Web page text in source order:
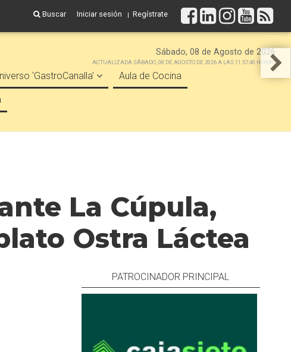
Buscar Iniciar sesión Regístrate
Sábado, 08 de Agosto de 2026
ACTUALIZADA SÁBADO, 08 DE AGOSTO DE 2026 A LAS 11:57:40 HORAS
'GastroCanalla' Aula de Cocina
La Cúpula,
Ostra Láctea
PATROCINADOR PRINCIPAL